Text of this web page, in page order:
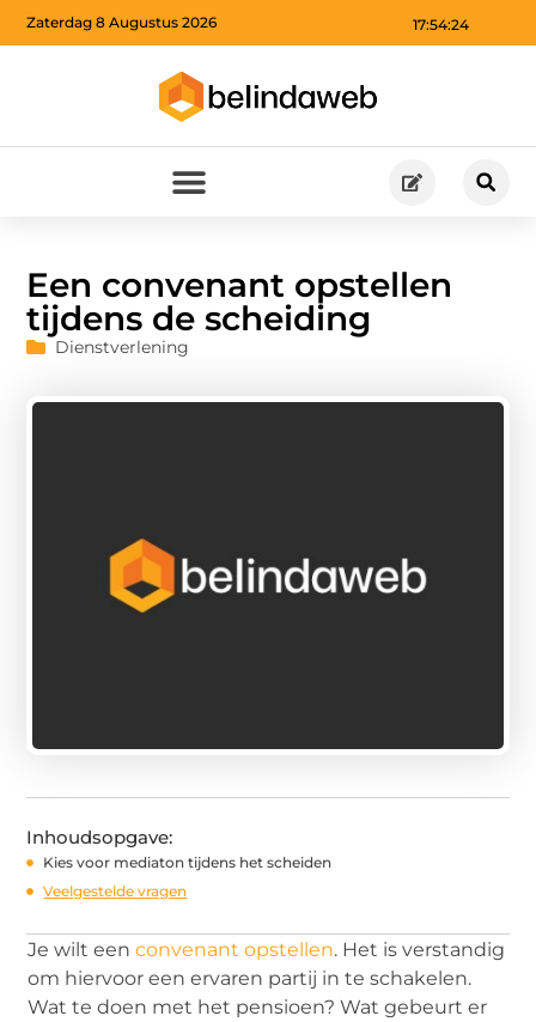
17:54:26
Zaterdag 8 Augustus 2026
Een convenant opstellen
tijdens de scheiding
Dienstverlening
Inhoudsopgave:
Kies voor mediaton tijdens het scheiden
Veelgestelde vragen
Je wilt eenconvenant opstellen. Het is verstandig
om hiervoor een ervaren partij in te schakelen.
Wat te doen met het pensioen? Wat gebeurt er